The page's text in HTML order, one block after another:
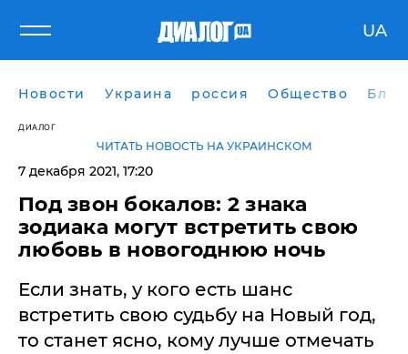
UA
Новости Украина россия Общество
ДИАЛОГ
ЧИТАТЬ НОВОСТЬ НА УКРАИНСКОМ
7 декабря 2021, 17:20
Под звон бокалов: 2 знака
зодиака могут встретить свою
любовь в новогоднюю ночь
Если знать, у кого есть шанс
встретить свою судьбу на Новый год,
то станет ясно, кому лучше отмечать